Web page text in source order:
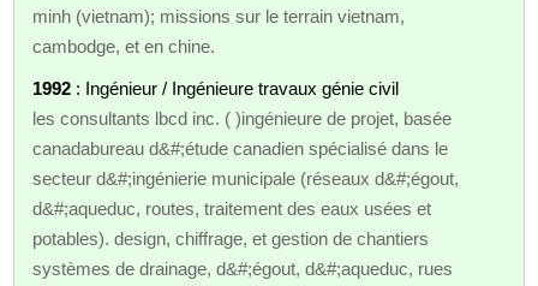
minh (vietnam); missions sur le terrain vietnam,
cambodge, et en chine.
1992 : Ingénieur / Ingénieure travaux génie civil
les consultants lbcd inc. ( )ingénieure de projet, basée
canadabureau d&#;étude canadien spécialisé dans le
secteur d&#;ingénierie municipale (réseaux d&#;égout,
d&#;aqueduc, routes, traitement des eaux usées et
potables). design, chiffrage, et gestion de chantiers
systèmes de drainage, d&#;égout, d&#;aqueduc, rues